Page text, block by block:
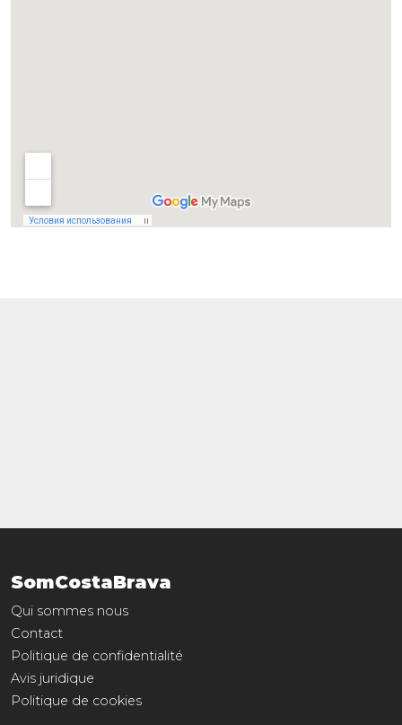
SomCostaBrava
Qui sommes nous
Contact
Politique de confidentialité
Avis juridique
Politique de cookies